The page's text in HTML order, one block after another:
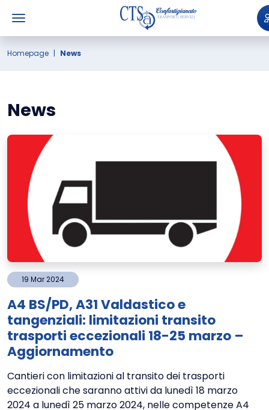
Homepage News
News
19 Mar2024
A4 BS/PD, A31 Valdastico e
tangenziali: limitazioni transito
trasporti eccezionali 18-25 marzo –
Aggiornamento
Cantieri con limitazioni al transito dei trasporti
eccezionali che saranno attivi da lunedì 18 marzo
2024 a lunedì 25 marzo 2024, nelle competenze A4